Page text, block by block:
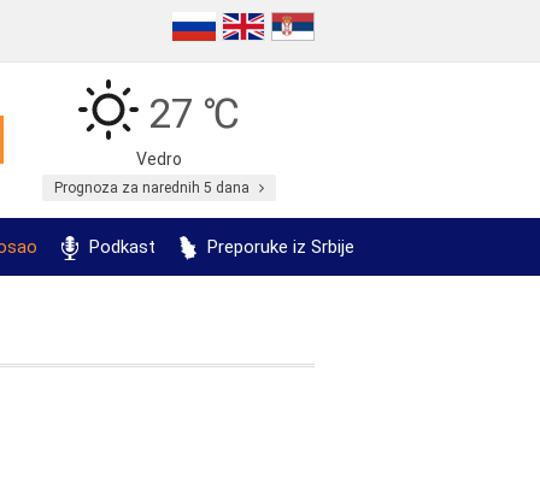
27 ℃
Vedro
Prognoza za narednih 5 dana
Podkast Preporuke iz Srbije